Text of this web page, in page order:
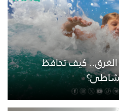
الغرق.. كيف تحافظ